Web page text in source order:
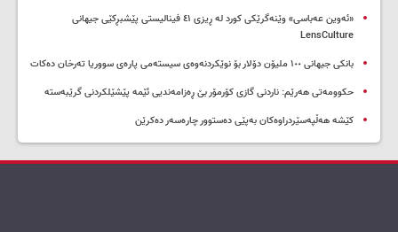
«ئەوین عەباسی» وێنەگرێکی کورد لە ڕیزی ٤١ فینالیستی پێشبڕکێی جیهانی
LensCulture
بانکی جیهانی ١٠٠ ملیۆن دۆلار بۆ نوێکردنەوەی سیستەمی پارەی سووریا تەرخان دەکات
حکوومەتی هەرێم: ناردنی گازی کۆرمۆر بێ ڕەزامەندیی ئێمە پێشێلکردنی گرێبەستە
کێشە هەڵپەسێردراوەکان بەپێی دەستوور چارەسەر دەکرێن